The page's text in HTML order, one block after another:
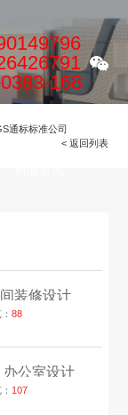
168
通标标准公司
< 返回列表
装修设计
：88
公室设计
107